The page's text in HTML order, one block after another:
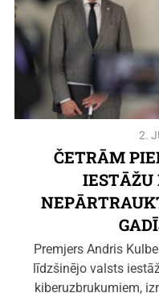
2.
ČETRĀM
IESTĀŽU
Premjers Andris
līdzšinējo valsts
kiberuzbrukumiem,